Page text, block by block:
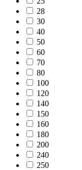
28
30
40
50
60
70
80
100
120
140
150
160
180
200
240
250